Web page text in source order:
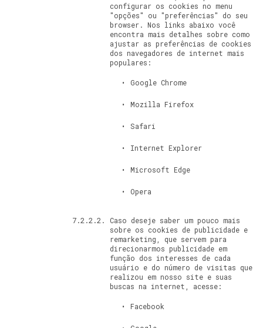
configurar os cookies no menu
"opções" ou "preferências" do seu
browser. Nos links abaixo você
encontra mais detalhes sobre como
ajustar as preferências de cookies
dos navegadores de internet mais
populares:
Google Chrome
Mozilla Firefox
Safari
Internet Explorer
Microsoft Edge
Opera
Caso deseje saber um pouco mais
sobre os cookies de publicidade e
remarketing, que servem para
direcionarmos publicidade em
função dos interesses de cada
usuário e do número de visitas que
realizou em nosso site e suas
buscas na internet, acesse:
Facebook